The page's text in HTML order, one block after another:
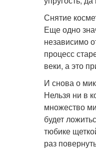
Снятие
Еще одно
независимо
процесс
веки, а это
И снова о
Нельзя ни в
множество
будет
тюбике
раз